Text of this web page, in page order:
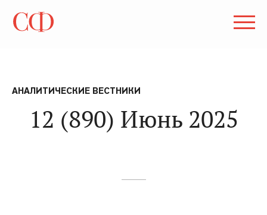
АНАЛИТИЧЕСКИЕ ВЕСТНИКИ
12 (890) Июнь 2025